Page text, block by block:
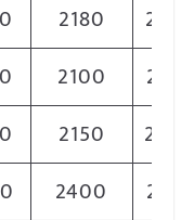
2180
2100
2150
2400